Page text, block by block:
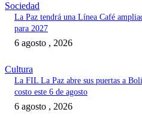
Sociedad
La Paz tendrá una Línea Café
para 2027
6 agosto , 2026
Cultura
La FIL La Paz abre sus puertas a
costo este 6 de agosto
6 agosto , 2026